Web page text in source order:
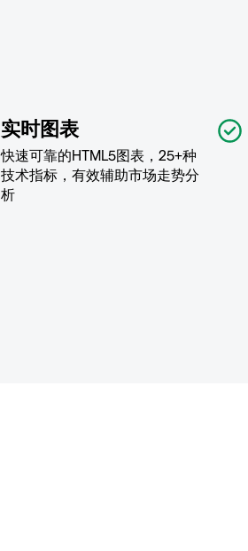
实时图表
快速可靠的HTML5图表，25+种
技术指标，有效辅助市场走势分
析